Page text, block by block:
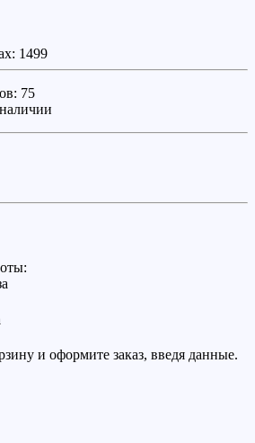
1499
75
и оформите заказ, введя данные.